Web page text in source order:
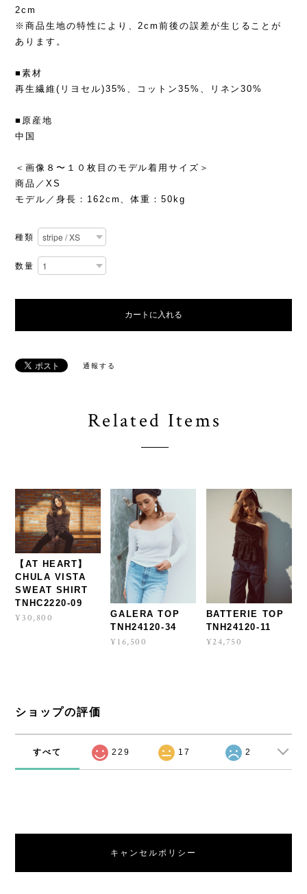
2cm
※商品生地の特性により、2cm前後の誤差が生じることが
あります。
■素材
再生繊維(リヨセル)35%、コットン35%、リネン30%
■原産地
中国
＜画像８〜１０枚目のモデル着用サイズ＞
商品／XS
モデル／身長：162cm、体重：50kg
種類
数量
カートに入れる
通報する
Related Items
【AT HEART】
CHULA VISTA
SWEAT SHIRT
TNHC2220-09
¥30,800
GALERA TOP
TNH24120-34
¥16,500
BATTERIE TOP
TNH24120-11
¥24,750
ショップの評価
すべて 229 17 2
キャンセルポリシー